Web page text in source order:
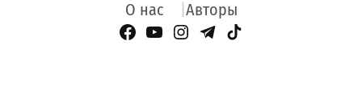
О нас Авторы
Facebook Page
YouTube
Instagram
Telegram
TikTok